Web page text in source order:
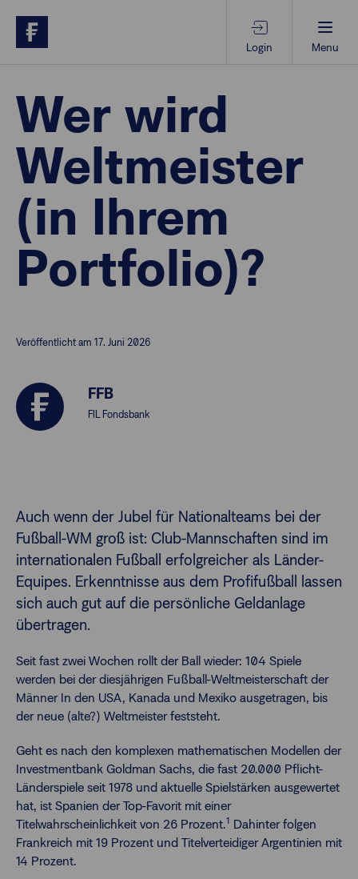
Login Menu
Anlagethemen
Anlagestrategien
Geschäftserfolg
Finanzberatende
Kontakt
Login
Wer wird
Weltmeister
(in Ihrem
Portfolio)?
Veröffentlicht am 17. Juni 2026
FFB
FIL Fondsbank
Auch wenn der Jubel für Nationalteams bei der
Fußball-WM groß ist: Club-Mannschaften sind im
internationalen Fußball erfolgreicher als Länder-
Equipes. Erkenntnisse aus dem Profifußball lassen
sich auch gut auf die persönliche Geldanlage
übertragen.
Seit fast zwei Wochen rollt der Ball wieder: 104 Spiele
werden bei der diesjährigen Fußball-Weltmeisterschaft der
Männer In den USA, Kanada und Mexiko ausgetragen, bis
der neue (alte?) Weltmeister feststeht.
Geht es nach den komplexen mathematischen Modellen der
Investmentbank Goldman Sachs, die fast 20.000 Pflicht-
Länderspiele seit 1978 und aktuelle Spielstärken ausgewertet
hat, ist Spanien der Top-Favorit mit einer
Titelwahrscheinlichkeit von 26 Prozent.1 Dahinter folgen
Frankreich mit 19 Prozent und Titelverteidiger Argentinien mit
14 Prozent.